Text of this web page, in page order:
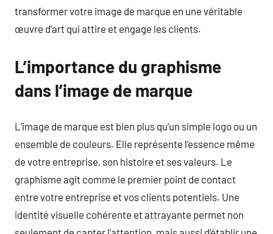
transformer votre image de marque en une véritable
œuvre d’art qui attire et engage les clients.
L’importance du graphisme
dans l’image de marque
L’image de marque est bien plus qu’un simple logo ou un
ensemble de couleurs. Elle représente l’essence même
de votre entreprise, son histoire et ses valeurs. Le
graphisme agit comme le premier point de contact
entre votre entreprise et vos clients potentiels. Une
identité visuelle cohérente et attrayante permet non